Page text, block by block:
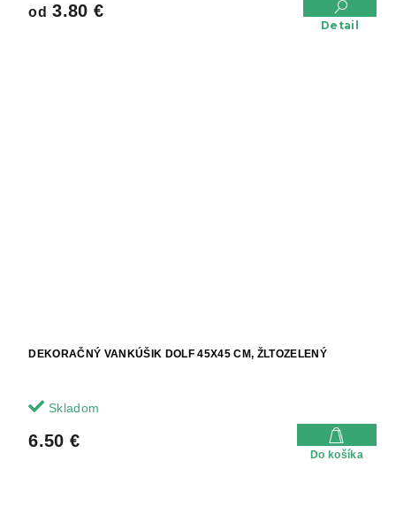
od 3.80 €
Detail
DEKORAČNÝ VANKÚŠIK DOLF 45X45 CM, ŽLTOZELENÝ
Skladom
6.50 €
Do košíka